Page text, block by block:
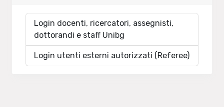
Login docenti, ricercatori, assegnisti,
dottorandi e staff Unibg
Login utenti esterni autorizzati (Referee)